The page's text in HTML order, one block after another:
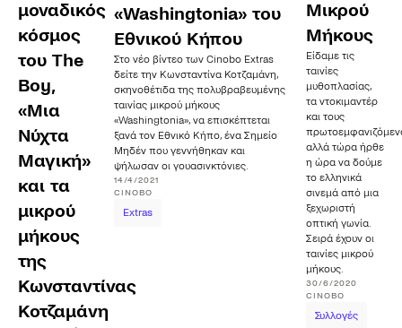
μοναδικός
κόσμος
του The
Boy,
«Μια
Νύχτα
Μαγική»
και τα
μικρού
μήκους
της
Κωνσταντίνας
Κοτζαμάνη
«Washingtonia» του
Εθνικού Κήπου
Στο νέο βίντεο των Cinobo Extras
δείτε την Κωνσταντίνα Κοτζαμάνη,
σκηνοθέτιδα της πολυβραβευμένης
ταινίας μικρού μήκους
«Washingtonia», να επισκέπτεται
ξανά τον Εθνικό Κήπο, ένα Σημείο
Μηδέν που γεννήθηκαν και
ψήλωσαν οι γουασινκτόνιες.
14/4/2021
CINOBO
Extras
Μικρού
Μήκους
Είδαμε τις
ταινίες
μυθοπλασίας,
τα ντοκιμαντέρ
και τους
αλλά τώρα ήρθε
η ώρα να δούμε
το ελληνικά
σινεμά από μια
ξεχωριστή
οπτική γωνία.
Σειρά έχουν οι
ταινίες μικρού
μήκους.
30/6/2020
CINOBO
Συλλογές